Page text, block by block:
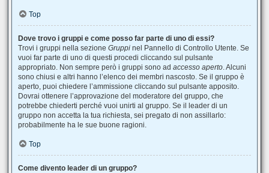
Top
Dove trovo i gruppi e come posso far parte di uno di essi?
Trovi i gruppi nella sezione Gruppi nel Pannello di Controllo Utente. Se
vuoi far parte di uno di questi procedi cliccando sul pulsante
appropriato. Non sempre però i gruppi sono ad accesso aperto. Alcuni
sono chiusi e altri hanno l’elenco dei membri nascosto. Se il gruppo è
aperto, puoi chiedere l’ammissione cliccando sul pulsante apposito.
Dovrai ottenere l’approvazione del moderatore del gruppo, che
potrebbe chiederti perché vuoi unirti al gruppo. Se il leader di un
gruppo non accetta la tua richiesta, sei pregato di non assillarlo:
probabilmente ha le sue buone ragioni.
Top
Come divento leader di un gruppo?